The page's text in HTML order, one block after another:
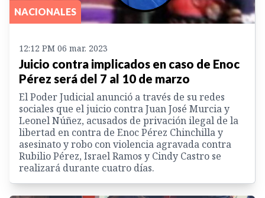
NACIONALES
12:12 PM 06 mar. 2023
Juicio contra implicados en caso de Enoc
Pérez será del 7 al 10 de marzo
El Poder Judicial anunció a través de su redes
sociales que el juicio contra Juan José Murcia y
Leonel Núñez, acusados de privación ilegal de la
libertad en contra de Enoc Pérez Chinchilla y
asesinato y robo con violencia agravada contra
Rubilio Pérez, Israel Ramos y Cindy Castro se
realizará durante cuatro días.